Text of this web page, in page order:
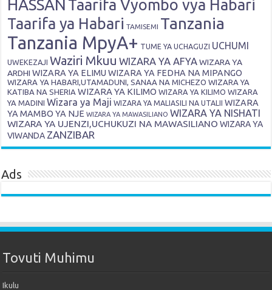
HASSAN Taarifa Vyombo vya Habari
Taarifa ya Habari TAMISEMI Tanzania
Tanzania MpyA+ TUME YA UCHAGUZI UCHUMI
UWEKEZAJI Waziri Mkuu WIZARA YA AFYA WIZARA YA
ARDHI WIZARA YA ELIMU WIZARA YA FEDHA NA MIPANGO
WIZARA YA HABARI,UTAMADUNI, SANAA NA MICHEZO WIZARA YA
KATIBA NA SHERIA WIZARA YA KILIMO WIZARA YA KILIMO WIZARA
YA MADINI Wizara ya Maji WIZARA YA MALIASILI NA UTALII WIZARA
YA MAMBO YA NJE WIZARA YA MAWASILIANO WIZARA YA NISHATI
WIZARA YA UJENZI,UCHUKUZI NA MAWASILIANO WIZARA YA
VIWANDA ZANZIBAR
Ads
Tovuti Muhimu
Ikulu